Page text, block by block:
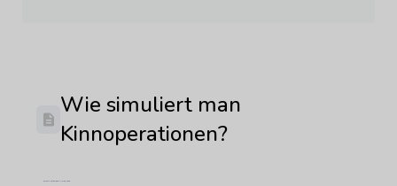
Wie simuliert man
Kinnoperationen?
Zuletzt aktualisiert: Mai 29, 2026